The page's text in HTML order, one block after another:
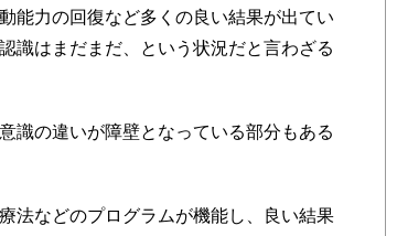
能力の回復など多くの良い結果が出てい
識はまだまだ、という状況だと言わざる
識の違いが障壁となっている部分もある
法などのプログラムが機能し、良い結果